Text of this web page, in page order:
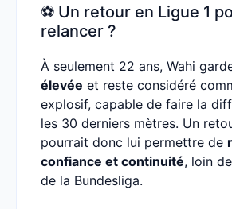
⚽ Un retour en Ligue 1
relancer ?
À seulement 22 ans, Wahi
élevée et reste considéré
explosif, capable de faire la
les 30 derniers mètres. Un
pourrait donc lui permettre de
confiance et continuité, loin
de la Bundesliga.